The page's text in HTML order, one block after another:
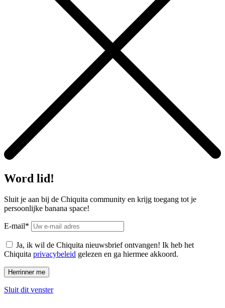
Word lid!
Sluit je aan bij de Chiquita community en krijg toegang tot je
persoonlijke banana space!
E-mail*
Ja, ik wil de Chiquita nieuwsbrief ontvangen! Ik heb het
Chiquita privacybeleid gelezen en ga hiermee akkoord.
Sluit dit venster